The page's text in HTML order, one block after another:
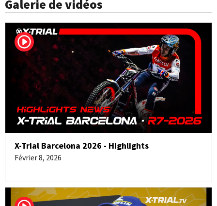
Galerie de vidéos
X-Trial Barcelona 2026 - Highlights
Février 8, 2026